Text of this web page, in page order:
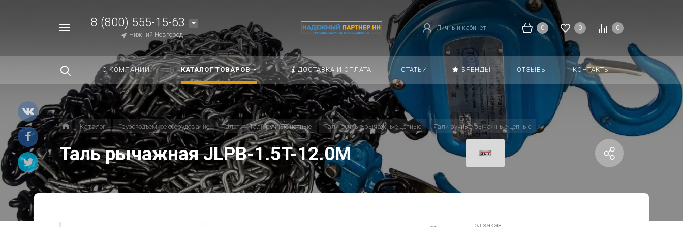
8 (800) 555-15-63
Нижний Новгород
Личный кабинет 0 0 0
О КОМПАНИИ КАТАЛОГ ТОВАРОВ ДОСТАВКА И ОПЛАТА СТАТЬИ БРЕНДЫ ОТЗЫВЫ КОНТАКТЫ
Каталог Грузоподъемное оборудование Тали Тали ручные цепные Тали ручные рычажные цепные Тали ручные рычажные цепные
Таль рычажная JLPB-1.5T-12.0M
Под заказ